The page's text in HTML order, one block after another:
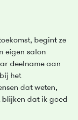
begint ze
eigen salon
deelname aan
het
dat weten,
blijken dat ik goed